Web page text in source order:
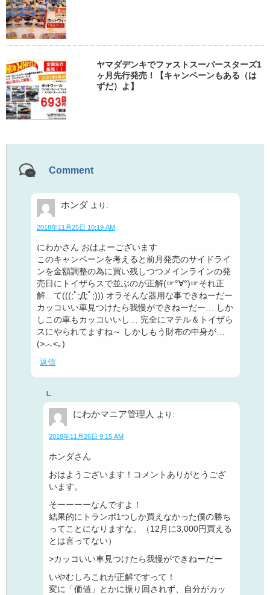
ヤマダデンキでファストスーパースターズ1
ヶ月先行発売！【キャンペーンもある（は
ずだ）よ】
Comment
ホンダ より:
2018年11月25日 10:19 AM
にわかさん おはよーございます
このキャンペーンを考えると前月発売のサイドライ
ンを金額調整の為に買い残しつつメインラインの発
売日にトイザらスで並ぶのが正解(☞°∀°)☞それ正
解…て(((;ﾟ;Д;ﾟ;))) オラそんな器用な事できねーだー
カッコいい車見つけたら我慢ができねーだー… しか
しこの車もカッコいいし… 完全にマテル＆トイザら
スにやられてますね～ しかしもう財布の中身が…
(>︿<｡)
返信
にわかマニア管理人 より:
2018年11月26日 9:15 AM
ホンダさん
おはようございます！コメントありがとうござ
います。
そーーーーなんですよ！
結果的にトランポ1つしか買えなかった僕の勝ち
ってことになりますな。（12月に3,000円買える
とは言ってない）
>カッコいい車見つけたら我慢ができねーだー
いやむしろこれが正解ですって！
変に「価値」とかに振り回されず、自分がカッ